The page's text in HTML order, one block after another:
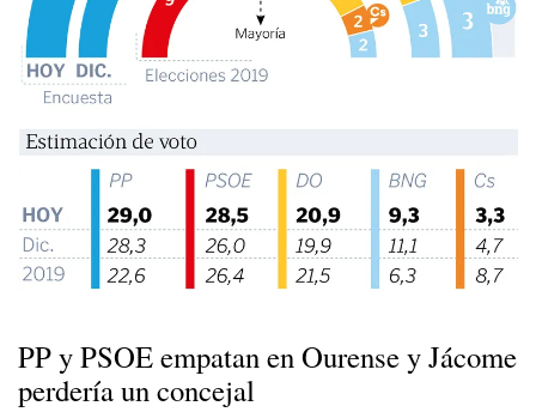
PP y PSOE empatan en Ourense y Jácome
perdería un concejal